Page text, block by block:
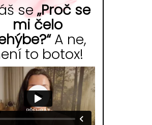
se „Proč se
mi čelo
A ne,
to botox!